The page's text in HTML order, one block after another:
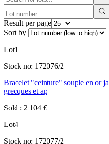
Result per page
Sort by
Lot1
Stock no: 172076/2
Bracelet "ceinture" souple en or
grecques et ap
Sold : 2 104 €
Lot4
Stock no: 172077/2